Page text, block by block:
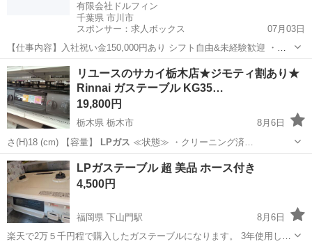
有限会社ドルフィン
千葉県 市川市
スポンサー：求人ボックス
07月03日
【仕事内容】入社祝い金150,000円あり シフト自由&未経験歓迎
・直
行直帰OK ・一部車・自転車・バイク通勤OK ・週1～OK ・日払い・
週払いOK、現金手渡しも可能です! <仕事内容> 建築・土木工事現場
で...
アルバイト・パート
リユースのサカイ栃木店★ジモティ割あり★
Rinnai ガステーブル KG35…
19,800円
栃木県 栃木市
8月6日
さ(H)18 (cm) 【容量】 LPガス ≪状態≫ ・クリーニング済…
栃木 栃木市 調理器具 サカイ
LPガステーブル 超 美品 ホース付き
4,500円
福岡県 下山門駅
8月6日
楽天で2万５千円程で購入したガステーブルになります。 3年使用しま